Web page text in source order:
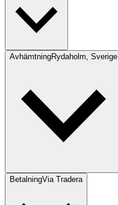
AvhämtningRydaholm, Sverige
BetalningVia Tradera